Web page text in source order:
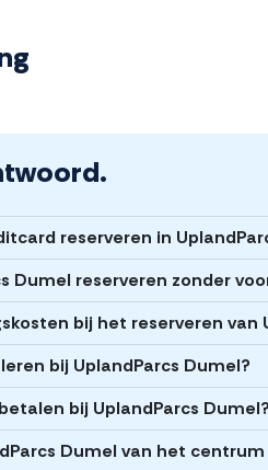
reserveren in
Dumel reserveren zonder
bij het reserveren van
bij UplandParcs Dumel?
bij UplandParcs Dumel?
Dumel van het